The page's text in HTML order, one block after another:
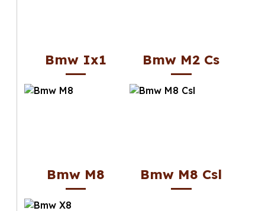
Bmw Ix1 Bmw M2 Cs
Bmw M8 Bmw M8 Csl